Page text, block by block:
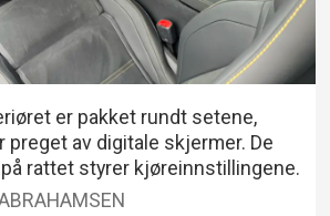
er pakket rundt setene,
preget av digitale skjermer. De
rattet styrer kjøreinnstillingene.